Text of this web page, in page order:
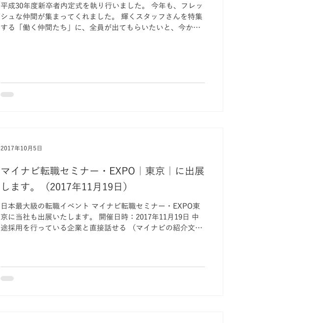
平成30年度新卒者内定式を執り行いました。 今年も、フレッ
シュな仲間が集まってくれました。 輝くスタッフさんを特集
する「働く仲間たち」に、全員が出てもらいたいと、今から
マイナビ転職セミナー・EXPO｜東京｜に出展
します。（2017年11月19日）
日本最大級の転職イベント マイナビ転職セミナー・EXPO東
京に当社も出展いたします。 開催日時：2017年11月19日 中
途採用を行っている企業と直接話せる （マイナビの紹介文）
2017年10月5日